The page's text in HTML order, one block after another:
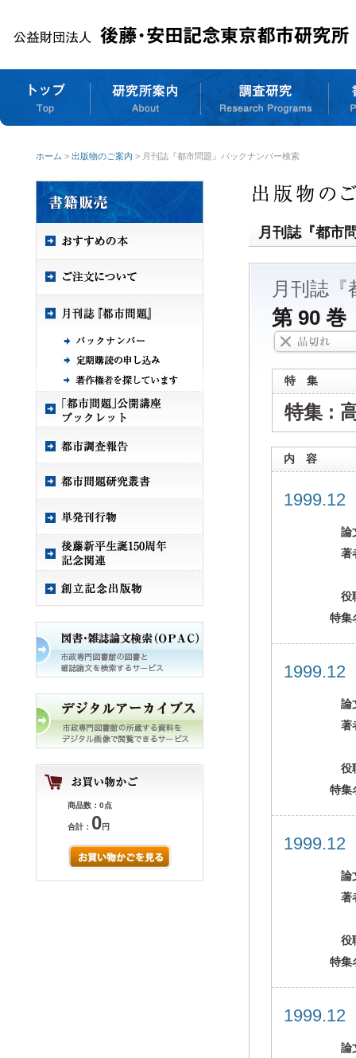
ホーム > 出版物のご案内 > 月刊誌『都市問題』バックナンバー検索
商品数：0点
合計： 0円
月刊誌『都市
月刊誌『
第 90
特 集
特集 :
内 容
論
著
役
特集
論
著
役
特集
論
著
役
特集
論